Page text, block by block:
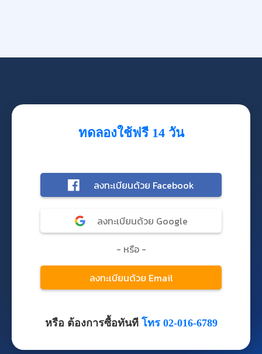
ทดลองใช้ฟรี 14 วัน
หรือ ต้องการซื้อทันที โทร 02-016-6789